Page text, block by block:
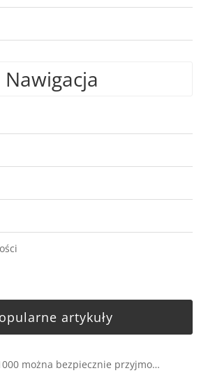
Nawigacja
artykuły
można bezpiecznie przyjmo…